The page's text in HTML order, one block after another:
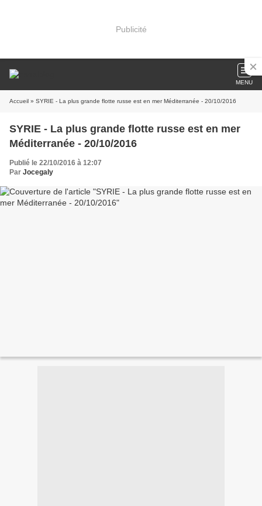
Publicité
MENU
Accueil » SYRIE - La plus grande flotte russe est en mer Méditerranée - 20/10/2016
SYRIE - La plus grande flotte russe est en mer
Méditerranée - 20/10/2016
Publié le 22/10/2016 à 12:07
Par Jocegaly